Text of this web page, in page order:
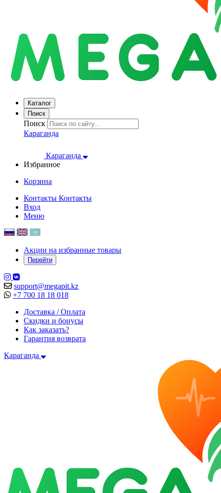
Каталог
Поиск
Поиск
Караганда
Караганда
Избранное
Корзина
Контакты Контакты
Вход
Меню
Акции на избранные товары
Перейти
support@megapit.kz
+7 700 18 18 018
Доставка / Оплата
Скидки и бонусы
Как заказать?
Гарантия возврата
Караганда